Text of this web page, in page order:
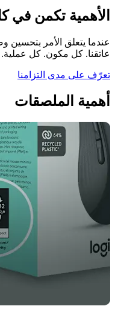
الأهمية تكمن في
عندما يتعلق الأمر بتحسين
عاتقنا. كل مكون. كل
تعرّف على مدى التزامنا
أهمية الملصقات